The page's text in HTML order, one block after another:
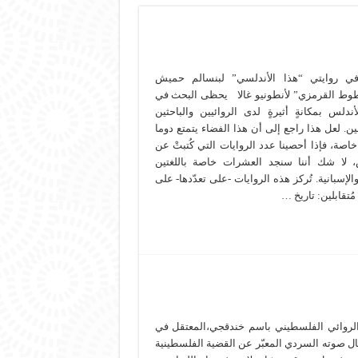
روايتي “هذا الأندلسي” لبنسالم حميش
القرمزي” لأنطونيو غالا يحظى البحث في
بمكانةٍ أثيرةٍ لدى الروائيين والباحثين
لعل هذا راجع إلى أن هذا الفضاء يتمتع دوما
خاصة، فإذا أحصينا عدد الروايات التي كُتبتْ عن
لا شك أننا سنجد العشرات خاصة باللغتين
والإسبانية. تُركز هذه الروايات -على تعدّدها- على
تاريخ …
بلون السماء، دار الآداب، بيروت، 2023. تمكّن الروائي الفلسطيني باسم خندقجي،المعتقل في
الاحتلال، وإيصال صوته السردي المعبّر عن القضية الفلسطينية